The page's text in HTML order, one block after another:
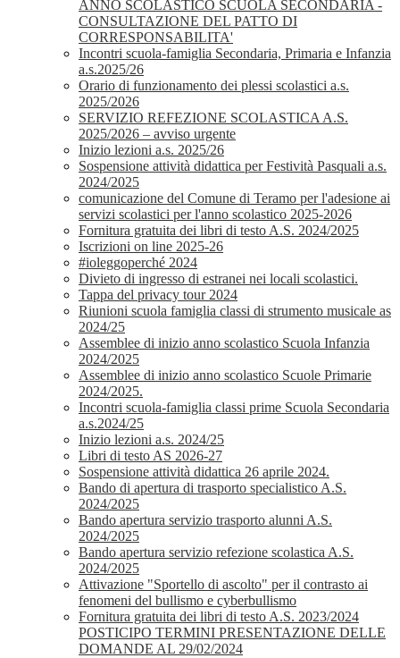
ANNO SCOLASTICO SCUOLA SECONDARIA -
CONSULTAZIONE DEL PATTO DI
CORRESPONSABILITA'
Incontri scuola-famiglia Secondaria, Primaria e Infanzia
a.s.2025/26
Orario di funzionamento dei plessi scolastici a.s.
2025/2026
SERVIZIO REFEZIONE SCOLASTICA A.S.
2025/2026 – avviso urgente
Inizio lezioni a.s. 2025/26
Sospensione attività didattica per Festività Pasquali a.s.
2024/2025
comunicazione del Comune di Teramo per l'adesione ai
servizi scolastici per l'anno scolastico 2025-2026
Fornitura gratuita dei libri di testo A.S. 2024/2025
Iscrizioni on line 2025-26
#ioleggoperché 2024
Divieto di ingresso di estranei nei locali scolastici.
Tappa del privacy tour 2024
Riunioni scuola famiglia classi di strumento musicale as
2024/25
Assemblee di inizio anno scolastico Scuola Infanzia
2024/2025
Assemblee di inizio anno scolastico Scuole Primarie
2024/2025.
Incontri scuola-famiglia classi prime Scuola Secondaria
a.s.2024/25
Inizio lezioni a.s. 2024/25
Libri di testo AS 2026-27
Sospensione attività didattica 26 aprile 2024.
Bando di apertura di trasporto specialistico A.S.
2024/2025
Bando apertura servizio trasporto alunni A.S.
2024/2025
Bando apertura servizio refezione scolastica A.S.
2024/2025
Attivazione "Sportello di ascolto" per il contrasto ai
fenomeni del bullismo e cyberbullismo
Fornitura gratuita dei libri di testo A.S. 2023/2024
POSTICIPO TERMINI PRESENTAZIONE DELLE
DOMANDE AL 29/02/2024